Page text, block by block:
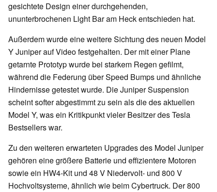
gesichtete Design einer durchgehenden,
ununterbrochenen Light Bar am Heck entschieden hat.
Außerdem wurde eine weitere Sichtung des neuen Model
Y Juniper auf Video festgehalten. Der mit einer Plane
getarnte Prototyp wurde bei starkem Regen gefilmt,
während die Federung über Speed Bumps und ähnliche
Hindernisse getestet wurde. Die Juniper Suspension
scheint softer abgestimmt zu sein als die des aktuellen
Model Y, was ein Kritikpunkt vieler Besitzer des Tesla
Bestsellers war.
Zu den weiteren erwarteten Upgrades des Model Juniper
gehören eine größere Batterie und effizientere Motoren
sowie ein HW4-Kit und 48 V Niedervolt- und 800 V
Hochvoltsysteme, ähnlich wie beim Cybertruck. Der 800